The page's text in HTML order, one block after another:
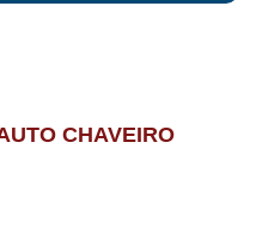
CHAVEIRO